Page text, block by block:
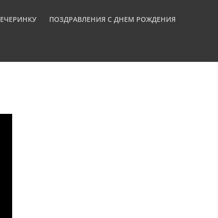
ПОЗДРАВЛЕНИЯ С ДНЕМ РОЖДЕНИЯ